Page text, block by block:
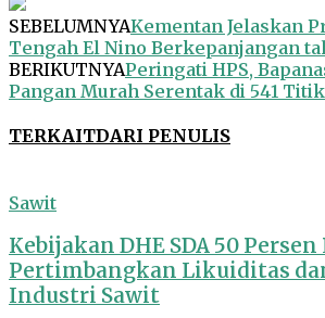
SEBELUMNYAKementan Jelaskan
Tengah El Nino Berkepanjangan
BERIKUTNYAPeringati HPS,
Pangan Murah Serentak di 541 Titik
TERKAITDARI PENULIS
Sawit
Kebijakan DHE SDA 50
Pertimbangkan Likuiditas
Industri Sawit